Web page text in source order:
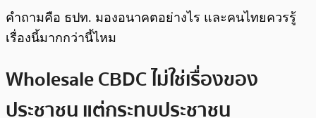
คำถามคือ ธปท. มองอนาคตอย่างไร และคนไทยควรรู้
เรื่องนี้มากกว่านี้ไหม
Wholesale CBDC ไม่ใช่เรื่องของ
ประชาชน แต่กระทบประชาชน